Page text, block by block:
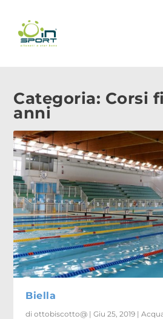
Categoria: Corsi
anni
Biella
diottobiscotto@ |Giu 25, 2019 |